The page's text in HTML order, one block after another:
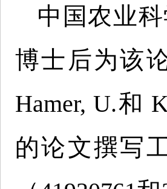
中国农业
博士后为该
Hamer, U.和
的论文撰写